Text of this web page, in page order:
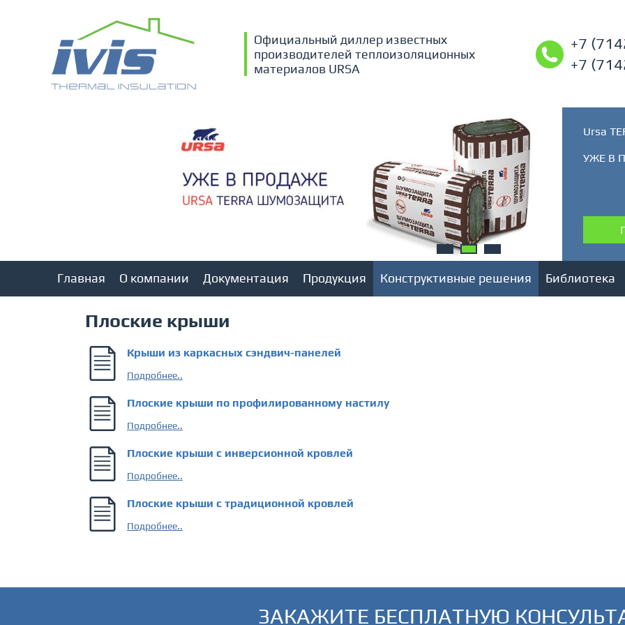
Официальный диллер известных
производителей теплоизоляционных
материалов URSA
+7
+7
Ursa
УЖЕ В
Главная О компании Документация Продукция Конструктивные решения Библиотека
Плоские крыши
Крыши из каркасных сэндвич-панелей
Подробнее..
Плоские крыши по профилированному настилу
Подробнее..
Плоские крыши с инверсионной кровлей
Подробнее..
Плоские крыши с традиционной кровлей
Подробнее..
ЗАКАЖИТЕ БЕСПЛАТНУЮ